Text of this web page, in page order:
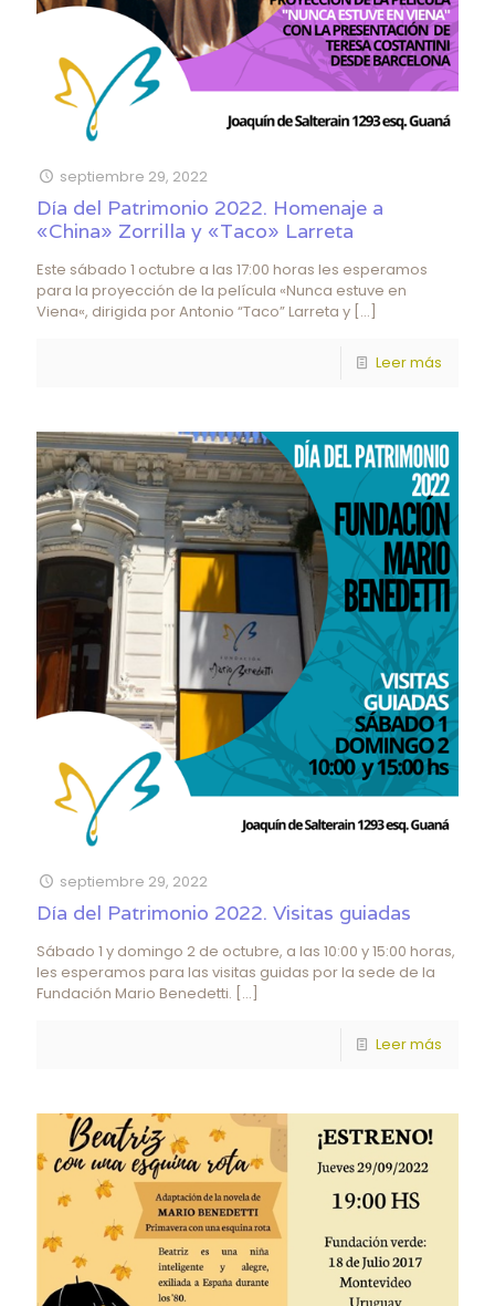
septiembre 29, 2022
Día del Patrimonio 2022. Homenaje a
«China» Zorrilla y «Taco» Larreta
Este sábado 1 octubre a las 17:00 horas les esperamos
para la proyección de la película «Nunca estuve en
Viena«, dirigida por Antonio “Taco” Larreta y […]
Leer más
septiembre 29, 2022
Día del Patrimonio 2022. Visitas guiadas
Sábado 1 y domingo 2 de octubre, a las 10:00 y 15:00 horas,
les esperamos para las visitas guidas por la sede de la
Fundación Mario Benedetti. […]
Leer más